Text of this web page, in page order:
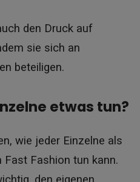
den Druck auf
sie sich an
beteiligen.
etwas tun?
wie jeder Einzelne als
Fashion tun kann.